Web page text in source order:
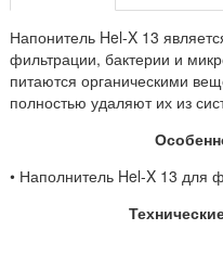
Напонитель Hel-X 13
фильтрации, бактерии и
питаются органическими
полностью удаляют их из
• Наполнитель Hel-X 13 для